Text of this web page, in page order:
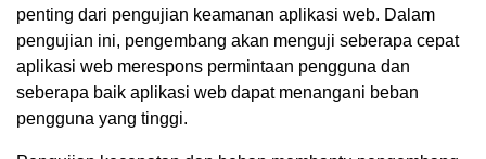
penting dari pengujian keamanan aplikasi web. Dalam
pengujian ini, pengembang akan menguji seberapa cepat
aplikasi web merespons permintaan pengguna dan
seberapa baik aplikasi web dapat menangani beban
pengguna yang tinggi.